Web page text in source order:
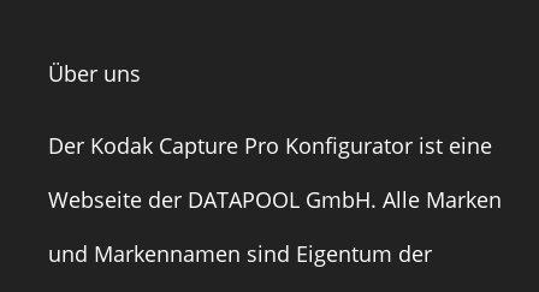
Über uns
Der Kodak Capture Pro Konfigurator ist eine
Webseite der DATAPOOL GmbH. Alle Marken
und Markennamen sind Eigentum der